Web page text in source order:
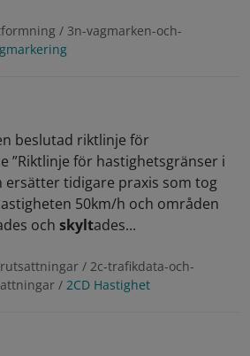
/ 3n-vagmarken-och-
beslutad riktlinje för
”Riktlinje för hastighetsgränser i
ersätter tidigare praxis som tog
50km/h och områden
och skyltades...
/ 2c-trafikdata-och-
/ 2CD Hastighet